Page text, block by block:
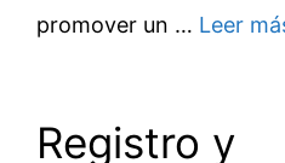
promover un … Leer
Registro y